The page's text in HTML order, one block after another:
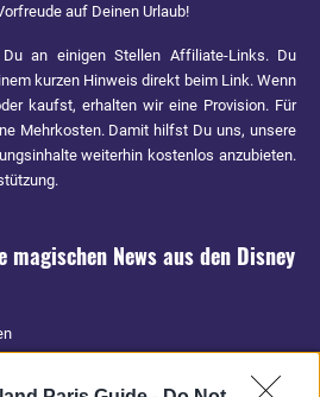
auf Deinen Urlaub!
an einigen Stellen Affiliate-Links. Du
kurzen Hinweis direkt beim Link. Wenn
kaufst, erhalten wir eine Provision. Für
Mehrkosten. Damit hilfst Du uns, unsere
weiterhin kostenlos anzubieten.
News aus den Disney